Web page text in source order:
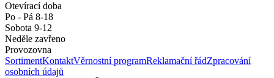
Otevírací doba
Po - Pá 8-18
Sobota 9-12
Neděle zavřeno
Provozovna
SortimentKontaktVěrnostní programReklamační řádZpracování
osobních údajů